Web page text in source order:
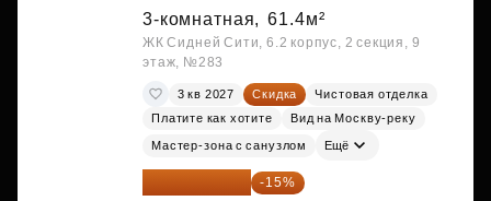
3-комнатная, 61.4м²
ЖК Сидней Сити, 6.2 корпус, 2 секция, 9
этаж, №283
3 кв 2027 Скидка
Чистовая отделка
Платите как хотите
Вид на Москву-реку
Мастер-зона с санузлом Ещё
44 199 711 ₽ -15%